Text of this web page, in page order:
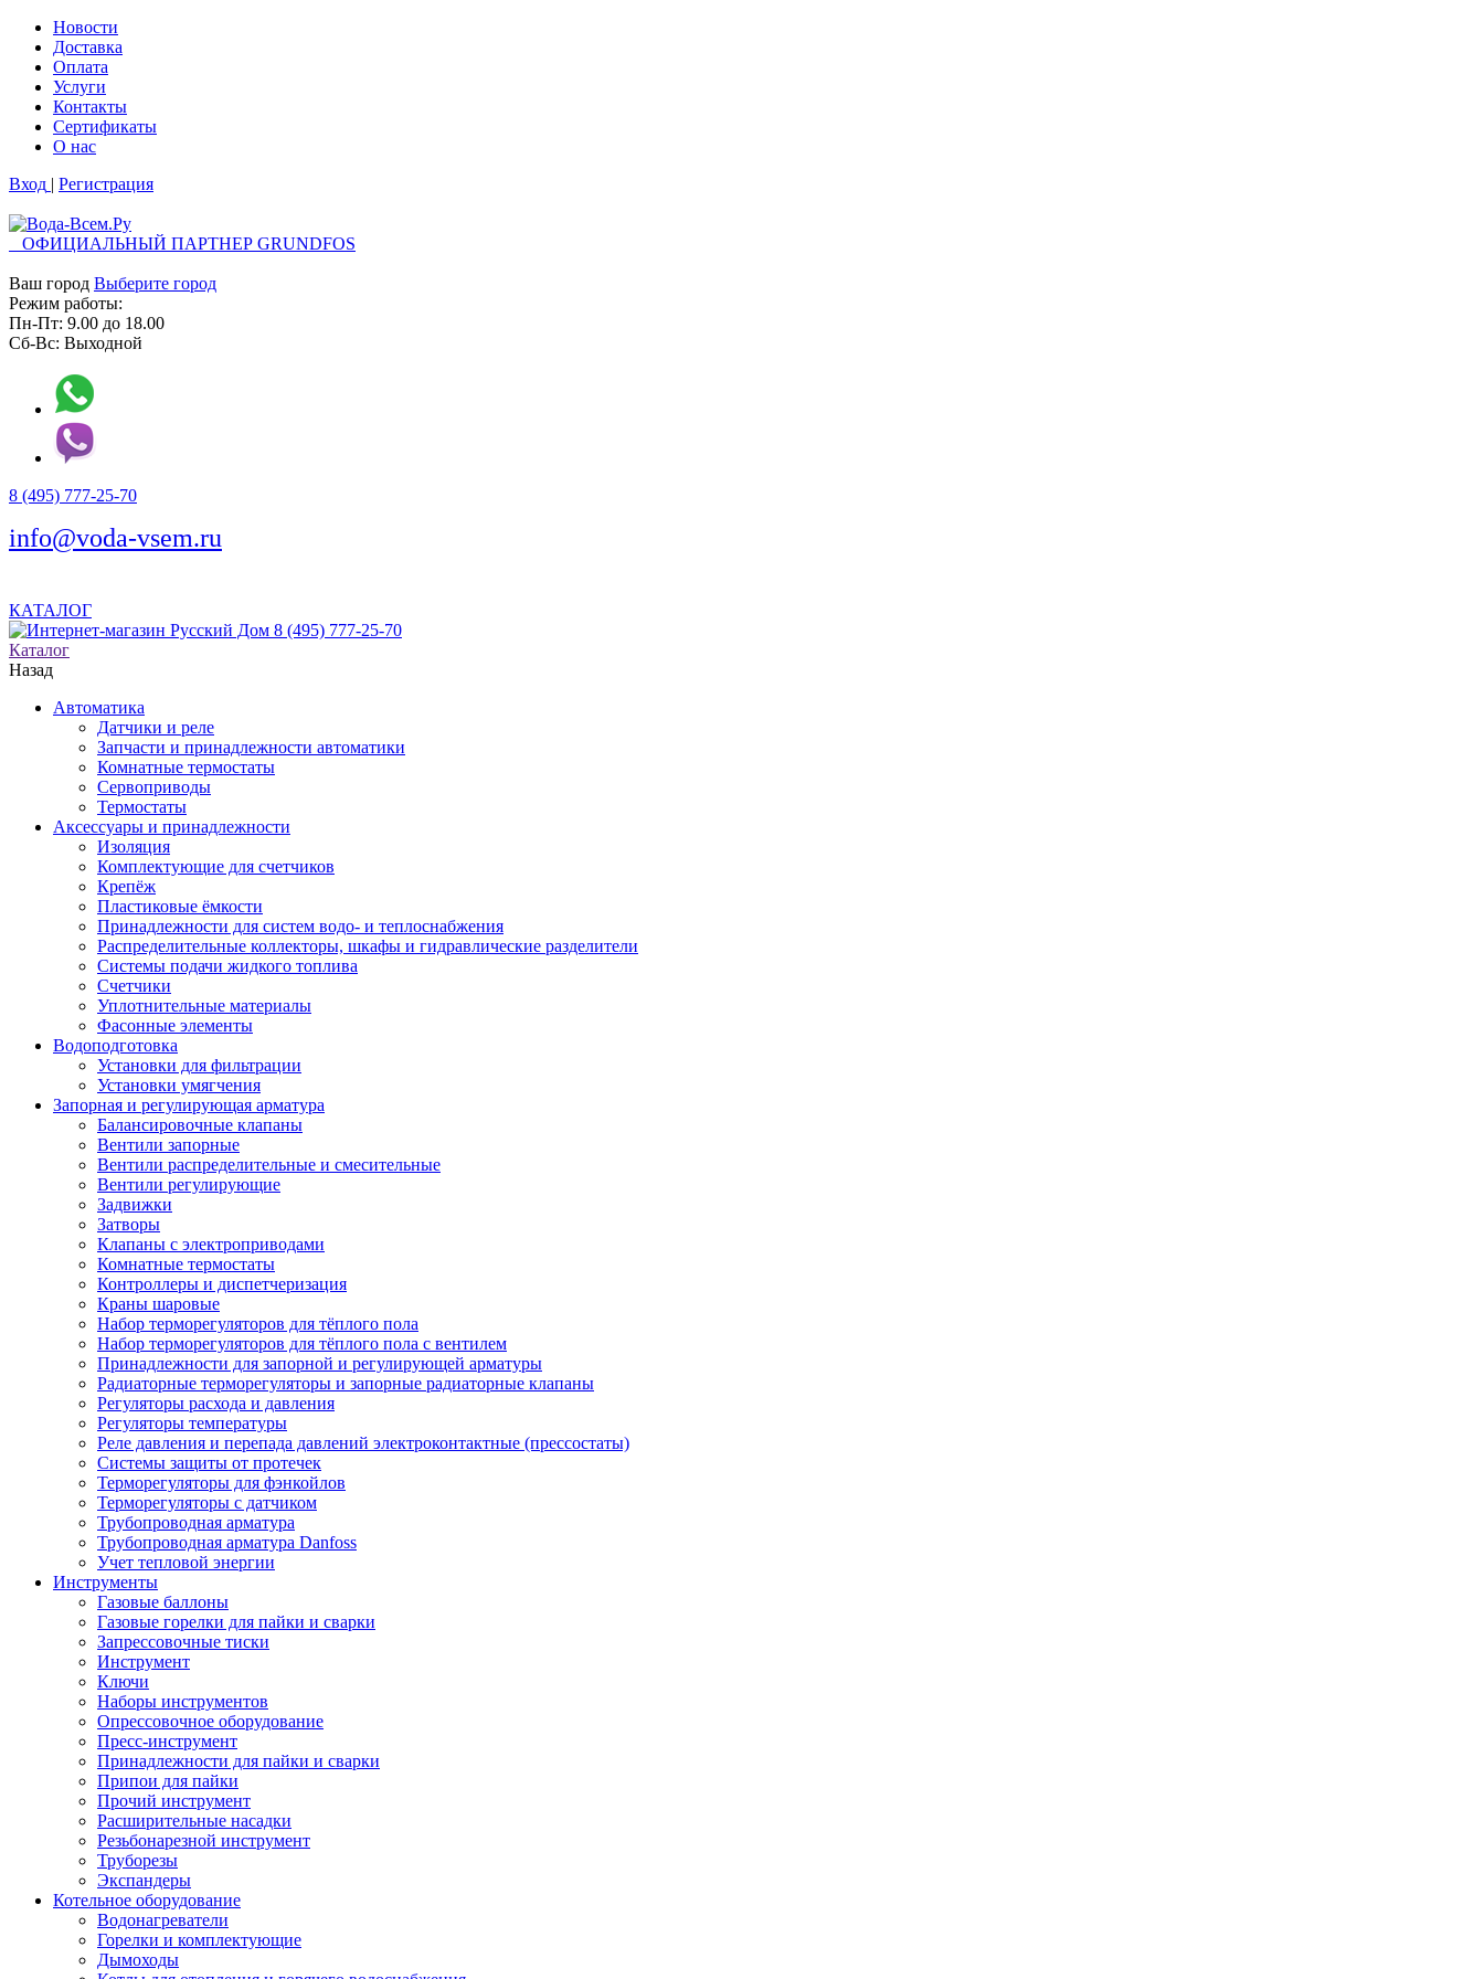
Новости
Доставка
Оплата
Услуги
Контакты
Cертификаты
О нас
Вход | Регистрация
ОФИЦИАЛЬНЫЙ ПАРТНЕР GRUNDFOS
Ваш город Выберите город
Режим работы:
Пн-Пт: 9.00 до 18.00
Сб-Вс: Выходной
8 (495) 777-25-70
info@voda-vsem.ru
КАТАЛОГ
8 (495) 777-25-70
Каталог
Назад
Автоматика
Датчики и реле
Запчасти и принадлежности автоматики
Комнатные термостаты
Сервоприводы
Термостаты
Аксессуары и принадлежности
Изоляция
Комплектующие для счетчиков
Крепёж
Пластиковые ёмкости
Принадлежности для систем водо- и теплоснабжения
Распределительные коллекторы, шкафы и гидравлические разделители
Системы подачи жидкого топлива
Счетчики
Уплотнительные материалы
Фасонные элементы
Водоподготовка
Установки для фильтрации
Установки умягчения
Запорная и регулирующая арматура
Балансировочные клапаны
Вентили запорные
Вентили распределительные и смесительные
Вентили регулирующие
Задвижки
Затворы
Клапаны с электроприводами
Комнатные термостаты
Контроллеры и диспетчеризация
Краны шаровые
Набор терморегуляторов для тёплого пола
Набор терморегуляторов для тёплого пола с вентилем
Принадлежности для запорной и регулирующей арматуры
Радиаторные терморегуляторы и запорные радиаторные клапаны
Регуляторы расхода и давления
Регуляторы температуры
Реле давления и перепада давлений электроконтактные (прессостаты)
Системы защиты от протечек
Терморегуляторы для фэнкойлов
Терморегуляторы с датчиком
Трубопроводная арматура
Трубопроводная арматура Danfoss
Учет тепловой энергии
Инструменты
Газовые баллоны
Газовые горелки для пайки и сварки
Запрессовочные тиски
Инструмент
Ключи
Наборы инструментов
Опрессовочное оборудование
Пресс-инструмент
Принадлежности для пайки и сварки
Припои для пайки
Прочий инструмент
Расширительные насадки
Резьбонарезной инструмент
Труборезы
Экспандеры
Котельное оборудование
Водонагреватели
Горелки и комплектующие
Дымоходы